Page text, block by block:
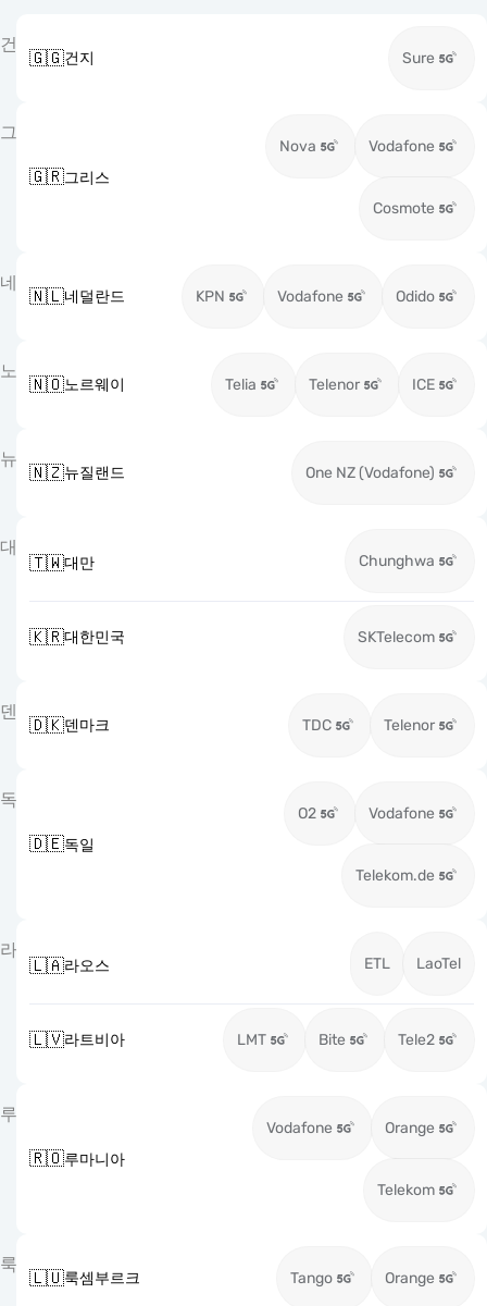
건
🇬🇬건지 Sure
그
🇬🇷그리스
Nova Vodafone
Cosmote
네
🇳🇱네덜란드 KPN Vodafone Odido
노
🇳🇴노르웨이 Telia Telenor ICE
뉴
🇳🇿뉴질랜드 One NZ (Vodafone)
대
🇹🇼대만 Chunghwa
🇰🇷대한민국 SKTelecom
덴
🇩🇰덴마크 TDC Telenor
독
🇩🇪독일
O2 Vodafone
Telekom.de
라
🇱🇦라오스 ETL LaoTel
🇱🇻라트비아 LMT Bite Tele2
루
🇷🇴루마니아
Vodafone Orange
Telekom
룩
🇱🇺룩셈부르크 Tango Orange